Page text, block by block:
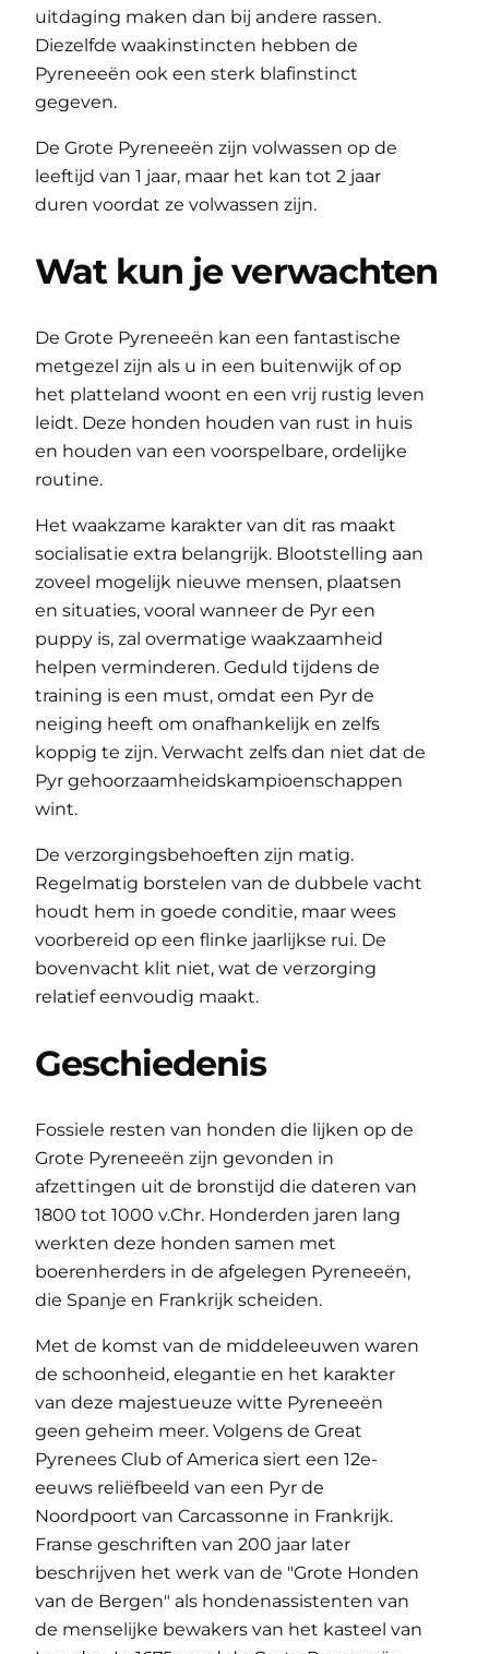
uitdaging maken dan bij andere rassen.
Diezelfde waakinstincten hebben de
Pyreneeën ook een sterk blafinstinct
gegeven.
De Grote Pyreneeën zijn volwassen op de
leeftijd van 1 jaar, maar het kan tot 2 jaar
duren voordat ze volwassen zijn.
Wat kun je verwachten
De Grote Pyreneeën kan een fantastische
metgezel zijn als u in een buitenwijk of op
het platteland woont en een vrij rustig leven
leidt. Deze honden houden van rust in huis
en houden van een voorspelbare, ordelijke
routine.
Het waakzame karakter van dit ras maakt
socialisatie extra belangrijk. Blootstelling aan
zoveel mogelijk nieuwe mensen, plaatsen
en situaties, vooral wanneer de Pyr een
puppy is, zal overmatige waakzaamheid
helpen verminderen. Geduld tijdens de
training is een must, omdat een Pyr de
neiging heeft om onafhankelijk en zelfs
koppig te zijn. Verwacht zelfs dan niet dat de
Pyr gehoorzaamheidskampioenschappen
wint.
De verzorgingsbehoeften zijn matig.
Regelmatig borstelen van de dubbele vacht
houdt hem in goede conditie, maar wees
voorbereid op een flinke jaarlijkse rui. De
bovenvacht klit niet, wat de verzorging
relatief eenvoudig maakt.
Geschiedenis
Fossiele resten van honden die lijken op de
Grote Pyreneeën zijn gevonden in
afzettingen uit de bronstijd die dateren van
1800 tot 1000 v.Chr. Honderden jaren lang
werkten deze honden samen met
boerenherders in de afgelegen Pyreneeën,
die Spanje en Frankrijk scheiden.
Met de komst van de middeleeuwen waren
de schoonheid, elegantie en het karakter
van deze majestueuze witte Pyreneeën
geen geheim meer. Volgens de Great
Pyrenees Club of America siert een 12e-
eeuws reliëfbeeld van een Pyr de
Noordpoort van Carcassonne in Frankrijk.
Franse geschriften van 200 jaar later
beschrijven het werk van de "Grote Honden
van de Bergen" als hondenassistenten van
de menselijke bewakers van het kasteel van